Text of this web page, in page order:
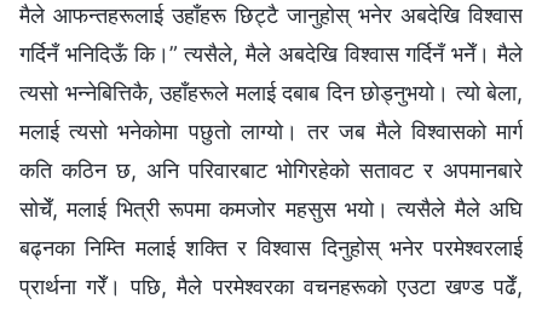
मैले आफन्तहरूलाई उहाँहरू छिट्टै जानुहोस् भनेर अबदेखि विश्वास
गर्दिनँ भनिदिऊँ कि।” त्यसैले, मैले अबदेखि विश्वास गर्दिनँ भनेँ। मैले
त्यसो भन्नेबित्तिकै, उहाँहरूले मलाई दबाब दिन छोड्नुभयो। त्यो बेला,
मलाई त्यसो भनेकोमा पछुतो लाग्यो। तर जब मैले विश्वासको मार्ग
कति कठिन छ, अनि परिवारबाट भोगिरहेको सतावट र अपमानबारे
सोचेँ, मलाई भित्री रूपमा कमजोर महसुस भयो। त्यसैले मैले अघि
बढ्नका निम्ति मलाई शक्ति र विश्वास दिनुहोस् भनेर परमेश्‍वरलाई
प्रार्थना गरेँ। पछि, मैले परमेश्‍वरका वचनहरूको एउटा खण्ड पढेँ,